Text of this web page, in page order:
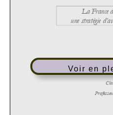
Voir en